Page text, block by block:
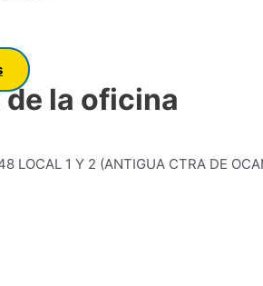
la oficina
LOCAL 1 Y 2 (ANTIGUA CTRA DE